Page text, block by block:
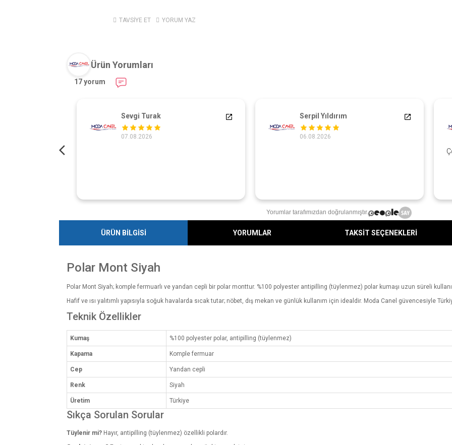
TAVSİYE ET YORUM YAZ
Ürün Yorumları
17 yorum
Sevgi Turak
07.08.2026
Serpil Yıldırım
06.08.2026
Yorumlar tarafımızdan doğrulanmıştır.
ÜRÜN BİLGİSİ YORUMLAR TAKSİT SEÇENEKLERİ
Polar Mont Siyah
Polar Mont Siyah; komple fermuarlı ve yandan cepli bir polar monttur. %100 polyester antipilling (tüylenmez) polar kumaşı uzun süreli
Hafif ve ısı yalıtımlı yapısıyla soğuk havalarda sıcak tutar; nöbet, dış mekan ve günlük kullanım için idealdir. Moda Canel güvencesiyle
Teknik Özellikler
Kumaş %100 polyester polar, antipilling (tüylenmez)
Kapama Komple fermuar
Cep Yandan cepli
Renk Siyah
Üretim Türkiye
Sıkça Sorulan Sorular
Tüylenir mi? Hayır, antipilling (tüylenmez) özellikli polardır.